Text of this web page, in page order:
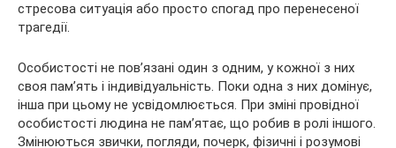
стресова ситуація або просто спогад про перенесеної
трагедії.
Особистості не пов’язані один з одним, у кожної з них
своя пам’ять і індивідуальність. Поки одна з них домінує,
інша при цьому не усвідомлюється. При зміні провідної
особистості людина не пам’ятає, що робив в ролі іншого.
Змінюються звички, погляди, почерк, фізичні і розумові